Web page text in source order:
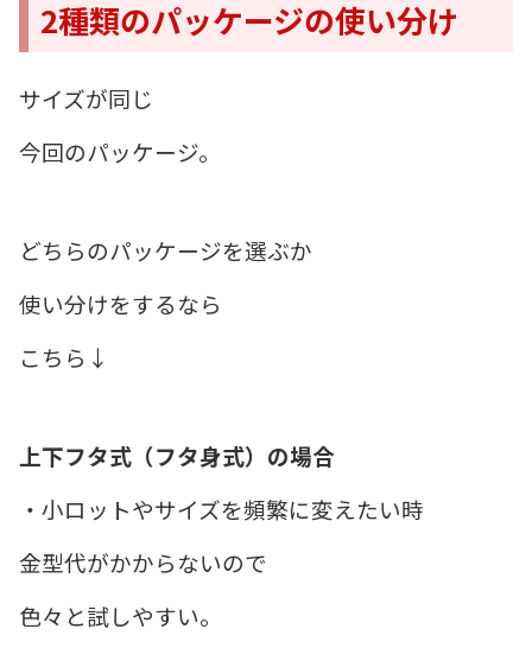
2種類のパッケージの使い分け
サイズが同じ
今回のパッケージ。
どちらのパッケージを選ぶか
使い分けをするなら
こちら↓
上下フタ式（フタ身式）の場合
・小ロットやサイズを頻繁に変えたい時
金型代がかからないので
色々と試しやすい。